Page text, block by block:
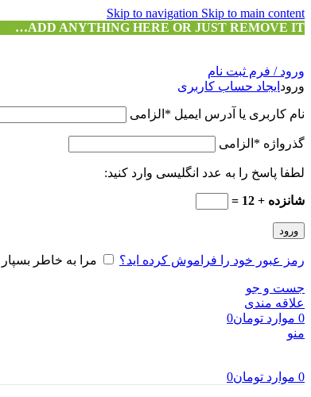
Skip to navigation Skip to main content
ADD ANYTHING HERE OR JUST REMOVE IT…
ورود / فرم ثبت نام
ورود ایجاد حساب کاربری
نام کاربری یا آدرس ایمیل * الزامی
گذرواژه * الزامی
لطفا پاسخ را به عدد انگلیسی وارد کنید:
شانزده + 12 =
ورود
رمز عبور خود را فراموش کرده اید؟ مرا به خاطر بسپار
جست و جو
علاقه مندی
0 موارد تومان0
منو
0 موارد تومان0